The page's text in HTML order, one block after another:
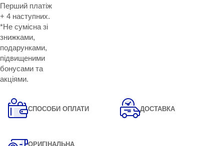
Перший платіж
+ 4 наступних.
*Не сумісна зі
знижками,
подарунками,
підвищеними
бонусами та
акціями.
СПОСОБИ ОПЛАТИ ДОСТАВКА
ОРИГІНАЛЬНА